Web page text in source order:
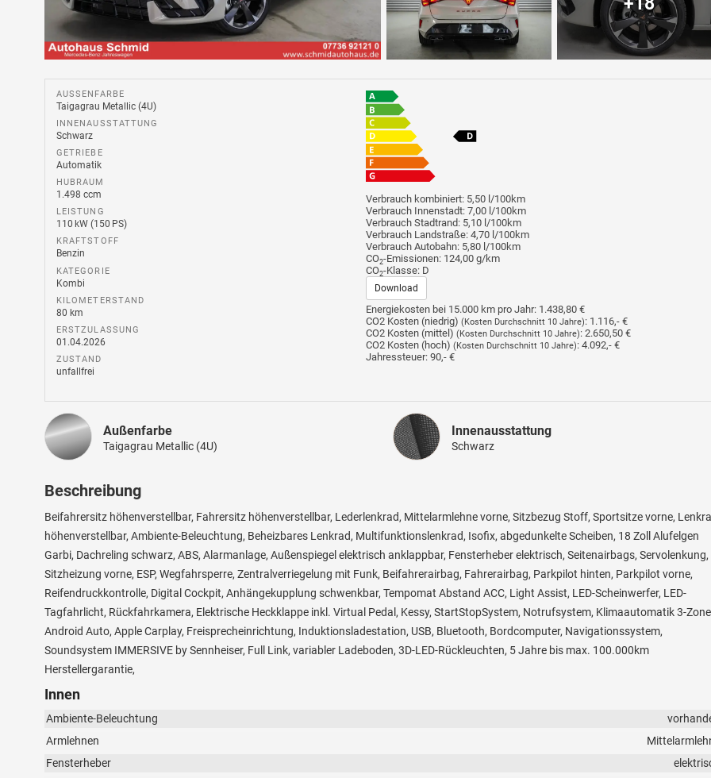
AUSSENFARBE
Taigagrau Metallic (4U)
INNENAUSSTATTUNG
Schwarz
GETRIEBE
Automatik
HUBRAUM
1.498 ccm
LEISTUNG
110 kW (150 PS)
KRAFTSTOFF
Benzin
KATEGORIE
Kombi
KILOMETERSTAND
80 km
ERSTZULASSUNG
01.04.2026
ZUSTAND
unfallfrei
Verbrauch kombiniert: 5,50 l/100km
Verbrauch Innenstadt: 7,00 l/100km
Verbrauch Stadtrand: 5,10 l/100km
Verbrauch Landstraße: 4,70 l/100km
Verbrauch Autobahn: 5,80 l/100km
CO2-Emissionen: 124,00 g/km
CO2-Klasse: D
Download
Energiekosten bei 15.000 km pro Jahr: 1.438,80 €
CO2 Kosten (niedrig) (Kosten Durchschnitt 10 Jahre): 1.116,- €
CO2 Kosten (mittel) (Kosten Durchschnitt 10 Jahre): 2.650,50 €
CO2 Kosten (hoch) (Kosten Durchschnitt 10 Jahre): 4.092,- €
Jahressteuer: 90,- €
Außenfarbe
Taigagrau Metallic (4U)
Innenausstattung
Innenausstattung
Schwarz
Beschreibung
Beifahrersitz höhenverstellbar, Fahrersitz höhenverstellbar, Lederlenkrad, Mittelarmlehne vorne, Sitzbezug Stoff, Sportsitze vorne,
höhenverstellbar, Ambiente-Beleuchtung, Beheizbares Lenkrad, Multifunktionslenkrad, Isofix, abgedunkelte Scheiben, 18 Zoll Alufelgen
Garbi, Dachreling schwarz, ABS, Alarmanlage, Außenspiegel elektrisch anklappbar, Fensterheber elektrisch, Seitenairbags, Servolenkung,
Sitzheizung vorne, ESP, Wegfahrsperre, Zentralverriegelung mit Funk, Beifahrerairbag, Fahrerairbag, Parkpilot hinten, Parkpilot vorne,
Reifendruckkontrolle, Digital Cockpit, Anhängekupplung schwenkbar, Tempomat Abstand ACC, Light Assist, LED-Scheinwerfer, LED-
Tagfahrlicht, Rückfahrkamera, Elektrische Heckklappe inkl. Virtual Pedal, Kessy, StartStopSystem, Notrufsystem, Klimaautomatik 3-
Android Auto, Apple Carplay, Freisprecheinrichtung, Induktionsladestation, USB, Bluetooth, Bordcomputer, Navigationssystem,
Soundsystem IMMERSIVE by Sennheiser, Full Link, variabler Ladeboden, 3D-LED-Rückleuchten, 5 Jahre bis max. 100.000km
Herstellergarantie,
Innen
Ambiente-Beleuchtung
Armlehnen
Fensterheber